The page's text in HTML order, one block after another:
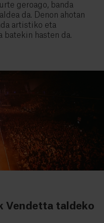
geroago, banda
da. Denon ahotan
artistiko eta
batekin hasten da.
Vendetta taldeko